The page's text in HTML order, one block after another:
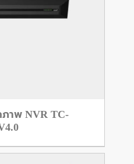
าพ NVR TC-